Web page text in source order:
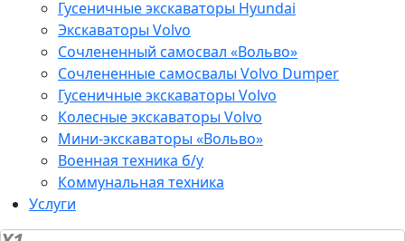
Гусеничные экскаваторы Hyundai
Экскаваторы Volvo
Сочлененный самосвал «Вольво»
Сочлененные самосвалы Volvo Dumper
Гусеничные экскаваторы Volvo
Колесные экскаваторы Volvo
Мини-экскаваторы «Вольво»
Военная техника б/у
Коммунальная техника
Услуги